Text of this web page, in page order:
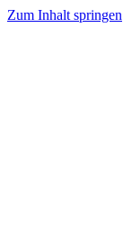
Zum Inhalt springen